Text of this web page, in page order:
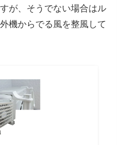
が、そうでない場合はル
機からでる風を整風して